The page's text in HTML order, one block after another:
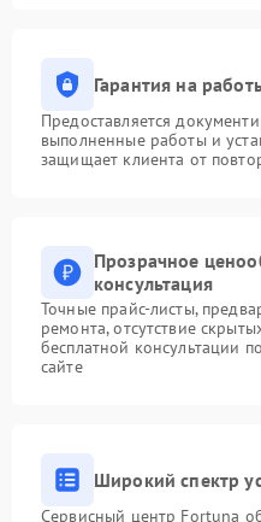
Гарантия на
Предоставляется
выполненные работы и
защищает клиента от
Прозрачное
консультация
Точные прайс-листы,
ремонта, отсутствие
бесплатной консультации
сайте
Широкий спектр
Сервисный центр Fortuna